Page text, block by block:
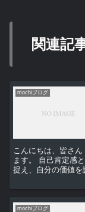
関連記
mochiブログ
こんにちは、皆さ
ます。 自己肯定感
捉え、自分の価値を
mochiブログ